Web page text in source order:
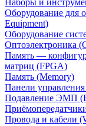
Наборы и
Оборудование для
Equipment)
Оборудование
Оптоэлектроника
Память —
матриц (FPGA)
Память (Memory)
Панели
Подавление ЭМП
Провода и кабели